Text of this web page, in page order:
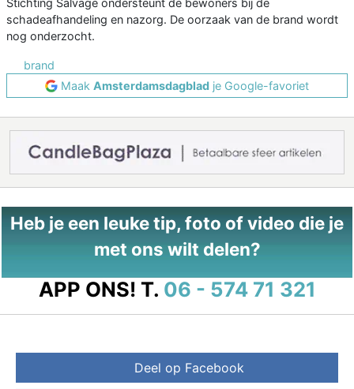
Stichting Salvage ondersteunt de bewoners bij de
schadeafhandeling en nazorg. De oorzaak van de brand wordt
nog onderzocht.
brand
Maak Amsterdamsdagblad je Google-favoriet
Heb je een leuke tip, foto of video die je
met ons wilt delen?
APP ONS! T. 06 - 574 71 321
Deel op Facebook